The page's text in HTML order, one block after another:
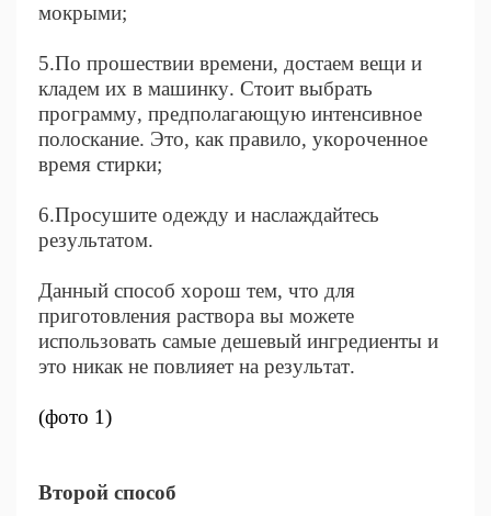
мокрыми;
5.По прошествии времени, достаем вещи и
кладем их в машинку. Стоит выбрать
программу, предполагающую интенсивное
полоскание. Это, как правило, укороченное
время стирки;
6.Просушите одежду и наслаждайтесь
результатом.
Данный способ хорош тем, что для
приготовления раствора вы можете
использовать самые дешевый ингредиенты и
это никак не повлияет на результат.
(фото 1)
Второй способ